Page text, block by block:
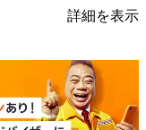
詳細を表示